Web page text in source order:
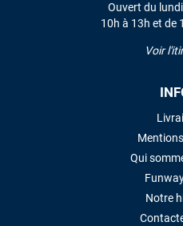
Ouvert du
10h à 13h et de
Voir
Qui
Notre